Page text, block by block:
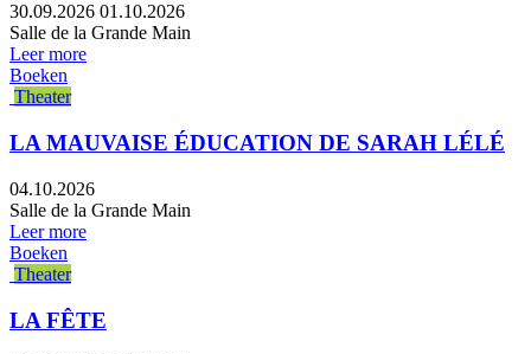
30.09.2026 01.10.2026
Salle de la Grande Main
Leer more
Boeken
Theater
LA MAUVAISE ÉDUCATION DE SARAH LÉLÉ
04.10.2026
Salle de la Grande Main
Leer more
Boeken
Theater
LA FÊTE